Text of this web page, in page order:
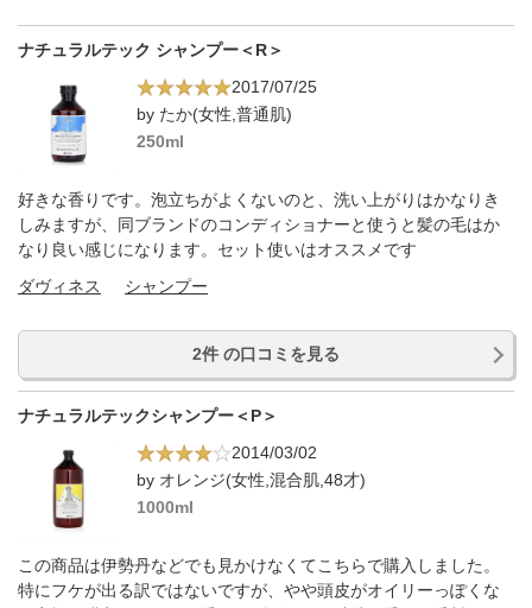
ナチュラルテック シャンプー＜R＞
2017/07/25
by たか(女性,普通肌)
250ml
好きな香りです。泡立ちがよくないのと、洗い上がりはかなりき
しみますが、同ブランドのコンディショナーと使うと髪の毛はか
なり良い感じになります。セット使いはオススメです
ダヴィネス
シャンプー
2件 の口コミを見る
ナチュラルテックシャンプー＜P＞
2014/03/02
by オレンジ(女性,混合肌,48才)
1000ml
この商品は伊勢丹などでも見かけなくてこちらで購入しました。
特にフケが出る訳ではないですが、やや頭皮がオイリーっぽくな